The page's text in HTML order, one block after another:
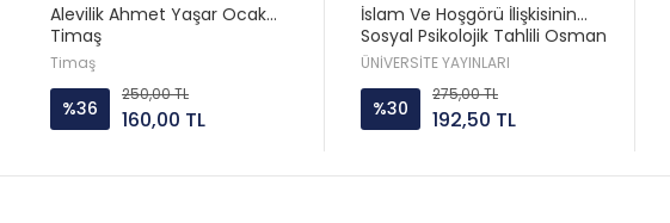
Alevilik Ahmet Yaşar Ocak
Timaş
Timaş
%36
250,00 TL
160,00 TL
İslam Ve Hoşgörü İlişkisinin
Sosyal Psikolojik Tahlili Osman
Eyüpoğlu Üniversite
ÜNİVERSİTE YAYINLARI
%30
275,00 TL
192,50 TL